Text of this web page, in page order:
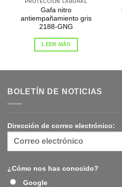
PROTECCIÓN LABORAL
Gafa nitro
antiempañamiento gris
2188-GNG
LEER MÁS
BOLETÍN DE NOTICIAS
Dirección de correo electrónico:
¿Cómo nos has conocido?
Google